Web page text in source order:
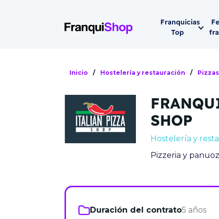
Franquicias
Top
Hostelería
Estética y
Madrid
IFEMA -
España)
Lleva tu
Inicio / Hostelería y restauración / Pizzas
SHOP
Hostelería y
Pizzeria y
Duración del contrato5 años